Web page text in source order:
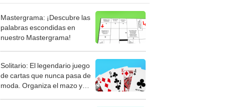
Mastergrama: ¡Descubre las
palabras escondidas en
nuestro Mastergrama!
Solitario: El legendario juego
de cartas que nunca pasa de
moda. Organiza el mazo y